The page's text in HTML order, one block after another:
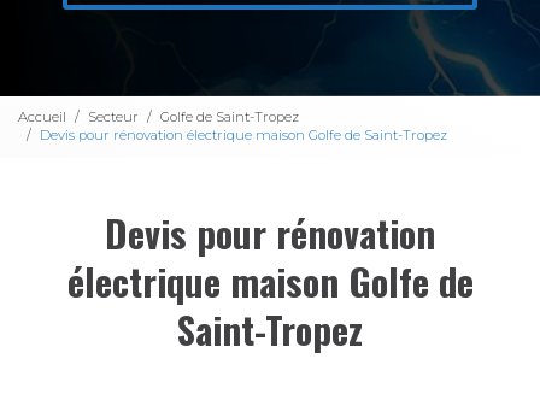
Accueil Secteur
Golfe de Saint-Tropez
Devis pour rénovation électrique maison Golfe de Saint-Tropez
Devis pour rénovation
électrique maison Golfe de
Saint-Tropez